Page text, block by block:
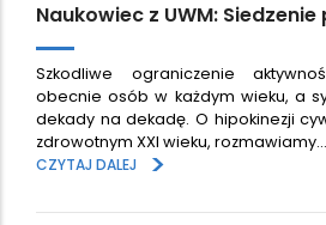
Naukowiec z UWM:
Szkodliwe ograniczenie
obecnie osób w każdym wieku, a
dekady na dekadę. O hipokinezji
zdrowotnym XXI wieku, rozmawiamy…
CZYTAJ DALEJ
>